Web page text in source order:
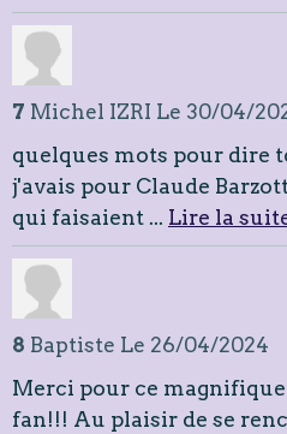
7 Michel IZRI Le 30/04/
quelques mots pour dire
j'avais pour Claude
qui faisaient ... Lire la
8 Baptiste Le 26/04/2024
Merci pour ce
fan!!! Au plaisir de se